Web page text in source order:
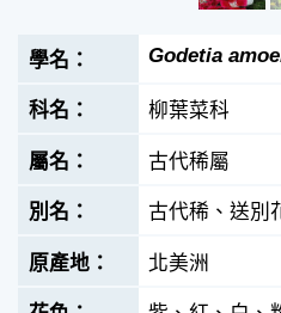
Godetia
柳葉菜科
古代稀屬
古代稀、送別
北美洲